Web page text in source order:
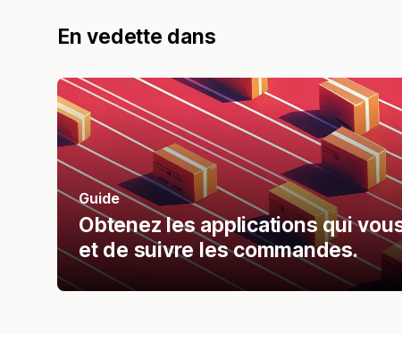
En vedette dans
Guide
Obtenez les applications qui
et de suivre les commandes.